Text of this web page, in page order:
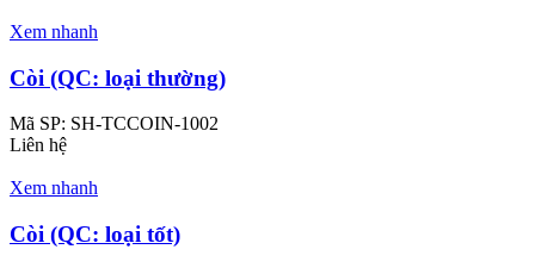
Xem nhanh
Còi (QC: loại thường)
Mã SP: SH-TCCOIN-1002
Liên hệ
Xem nhanh
Còi (QC: loại tốt)